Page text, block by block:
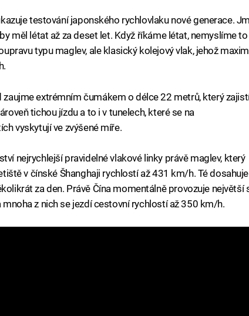
testování japonského rychlovlaku nové generace.
měl létat až za deset let. Když říkáme létat, nemyslíme to
typu maglev, ale klasický kolejový vlak, jehož
zaujme extrémním čumákem o délce 22 metrů, který
tichou jízdu a to i v tunelech, které se na
vyskytují ve zvýšené míře.
nejrychlejší pravidelné vlakové linky právě maglev, který
v čínské Šhanghaji rychlostí až 431 km/h. Té
za den. Právě Čína momentálně provozuje největší
mnoha z nich se jezdí cestovní rychlostí až 350 km/h.